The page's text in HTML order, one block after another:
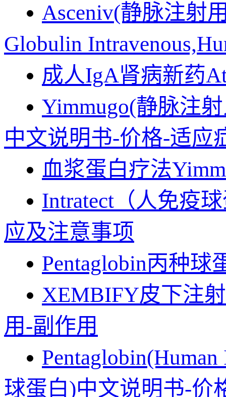
Asceniv(静脉注射
Globulin
成人IgA肾病新药
Yimmugo(静脉注
中文说明书-价格-适应
血浆蛋白疗法
Intratect（人免疫
应及注意事项
Pentaglobin丙种球
XEMBIFY皮下注
用-副作用
球蛋白)中文说明书-价